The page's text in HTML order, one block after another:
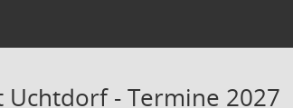
Uchtdorf - Termine 2027